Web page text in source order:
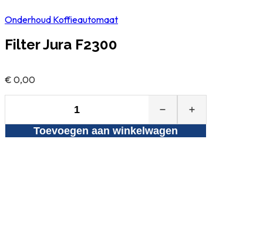
Onderhoud Koffieautomaat
Filter Jura F2300
€ 0,00
Jura
F2300
Toevoegen aan winkelwagen